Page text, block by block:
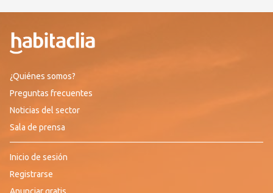
¿Quiénes somos?
Preguntas frecuentes
Noticias del sector
Sala de prensa
Inicio de sesión
Registrarse